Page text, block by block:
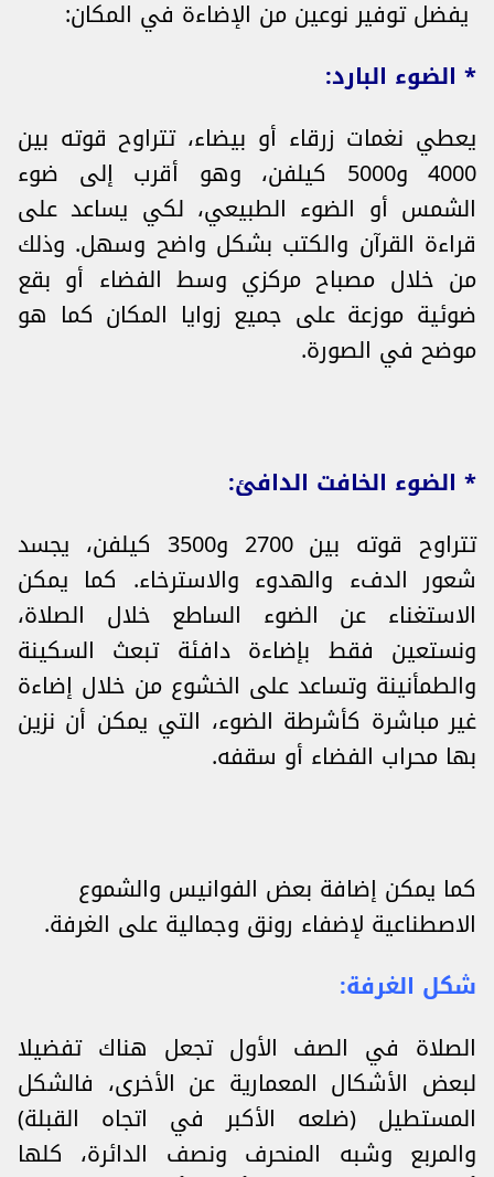
يفضل توفير نوعين من الإضاءة في المكان:
* الضوء البارد:
يعطي نغمات زرقاء أو بيضاء، تتراوح قوته بين
4000 و5000 كيلفن، وهو أقرب إلى ضوء
الشمس أو الضوء الطبيعي، لكي يساعد على
قراءة القرآن والكتب بشكل واضح وسهل. وذلك
من خلال مصباح مركزي وسط الفضاء أو بقع
ضوئية موزعة على جميع زوايا المكان كما هو
موضح في الصورة.
* الضوء الخافت الدافئ:
تتراوح قوته بين 2700 و3500 كيلفن، يجسد
شعور الدفء والهدوء والاسترخاء. كما يمكن
الاستغناء عن الضوء الساطع خلال الصلاة،
ونستعين فقط بإضاءة دافئة تبعث السكينة
والطمأنينة وتساعد على الخشوع من خلال إضاءة
غير مباشرة كأشرطة الضوء، التي يمكن أن نزين
بها محراب الفضاء أو سقفه.
كما يمكن إضافة بعض الفوانيس والشموع
الاصطناعية لإضفاء رونق وجمالية على الغرفة.
شكل الغرفة:
الصلاة في الصف الأول تجعل هناك تفضيلا
لبعض الأشكال المعمارية عن الأخرى، فالشكل
المستطيل (ضلعه الأكبر في اتجاه القبلة)
والمربع وشبه المنحرف ونصف الدائرة، كلها